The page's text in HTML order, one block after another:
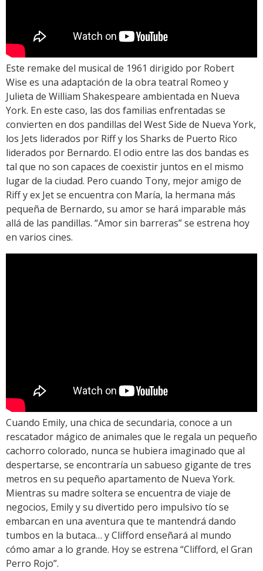
Este remake del musical de 1961 dirigido por Robert
Wise es una adaptación de la obra teatral Romeo y
Julieta de William Shakespeare ambientada en Nueva
York. En este caso, las dos familias enfrentadas se
convierten en dos pandillas del West Side de Nueva York,
los Jets liderados por Riff y los Sharks de Puerto Rico
liderados por Bernardo. El odio entre las dos bandas es
tal que no son capaces de coexistir juntos en el mismo
lugar de la ciudad. Pero cuando Tony, mejor amigo de
Riff y ex Jet se encuentra con María, la hermana más
pequeña de Bernardo, su amor se hará imparable más
allá de las pandillas. “Amor sin barreras” se estrena hoy
en varios cines.
Cuando Emily, una chica de secundaria, conoce a un
rescatador mágico de animales que le regala un pequeño
cachorro colorado, nunca se hubiera imaginado que al
despertarse, se encontraría un sabueso gigante de tres
metros en su pequeño apartamento de Nueva York.
Mientras su madre soltera se encuentra de viaje de
negocios, Emily y su divertido pero impulsivo tío se
embarcan en una aventura que te mantendrá dando
tumbos en la butaca… y Clifford enseñará al mundo
cómo amar a lo grande. Hoy se estrena “Clifford, el Gran
Perro Rojo”.